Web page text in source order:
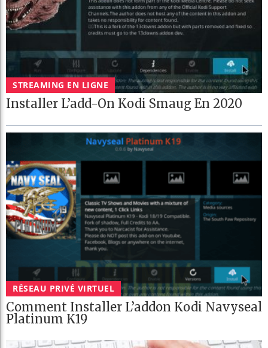
STREAMING EN LIGNE
Installer L’add-On Kodi Smaug En 2020
RÉSEAU PRIVÉ VIRTUEL
Comment Installer L’addon Kodi Navyseal
Platinum K19